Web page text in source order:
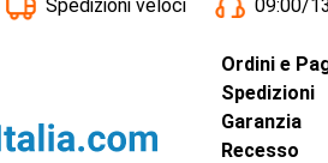
Spedizioni veloci 09:00/
Ordini e
Spedizioni
Garanzia
Recesso